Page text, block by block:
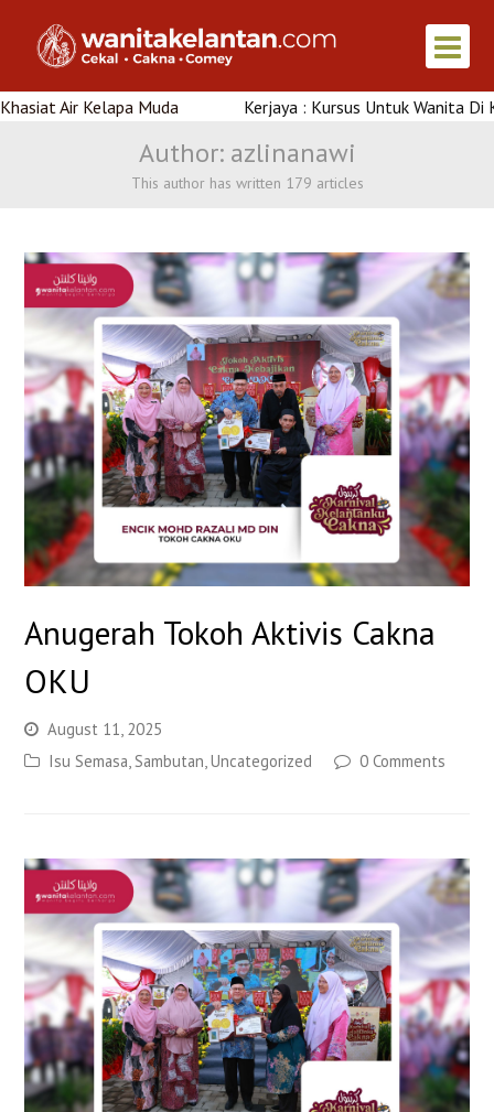
Muda Kerjaya : Kursus Untuk Wanita Di Kelantan
Author: azlinanawi
This author has written 179 articles
Anugerah Tokoh Aktivis Cakna
OKU
August 11, 2025
Isu Semasa Sambutan ,Uncategorized 0 Comments